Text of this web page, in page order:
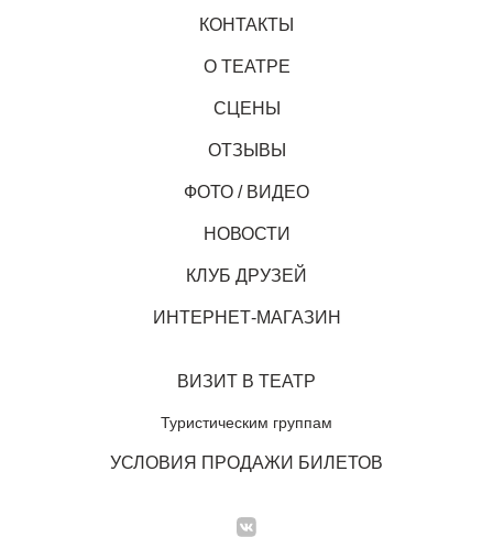
КОНТАКТЫ
О ТЕАТРЕ
СЦЕНЫ
ОТЗЫВЫ
ФОТО / ВИДЕО
НОВОСТИ
КЛУБ ДРУЗЕЙ
ИНТЕРНЕТ-МАГАЗИН
ВИЗИТ В ТЕАТР
Туристическим группам
УСЛОВИЯ ПРОДАЖИ БИЛЕТОВ